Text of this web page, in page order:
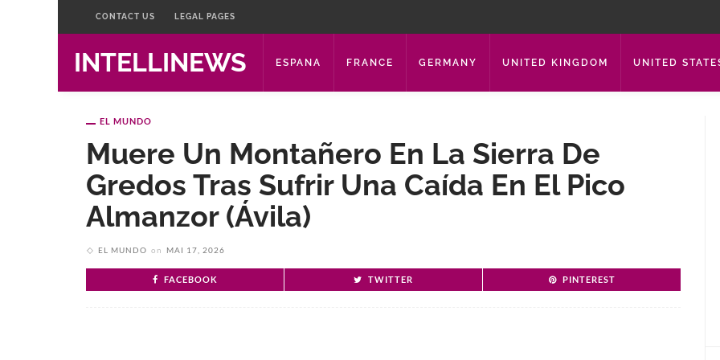
CONTACT US LEGAL PAGES
INTELLINEWS ESPANA FRANCE GERMANY UNITED KINGDOM UNITED
EL MUNDO
Muere Un Montañero En La Sierra De
Gredos Tras Sufrir Una Caída En El Pico
Almanzor (Ávila)
EL MUNDO on MAI 17, 2026
FACEBOOK TWITTER PINTEREST